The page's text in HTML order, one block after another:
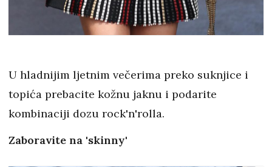
U hladnijim ljetnim večerima preko suknjice i
topića prebacite kožnu jaknu i podarite
kombinaciji dozu rock'n'rolla.
Zaboravite na 'skinny'